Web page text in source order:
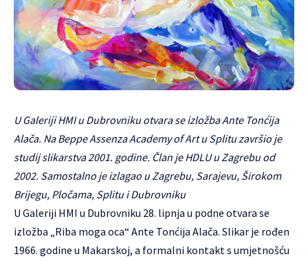
U Galeriji HMI u Dubrovniku otvara se izložba Ante Tonćija
Alača. Na Beppe Assenza Academy of Art u Splitu završio je
studij slikarstva 2001. godine. Član je HDLU u Zagrebu od
2002. Samostalno je izlagao u Zagrebu, Sarajevu, Širokom
Brijegu, Pločama, Splitu i Dubrovniku
U Galeriji HMI u Dubrovniku 28. lipnja u podne otvara se
izložba „Riba moga oca“ Ante Tonćija Alača. Slikar je rođen
1966. godine u Makarskoj, a formalni kontakt s umjetnošću